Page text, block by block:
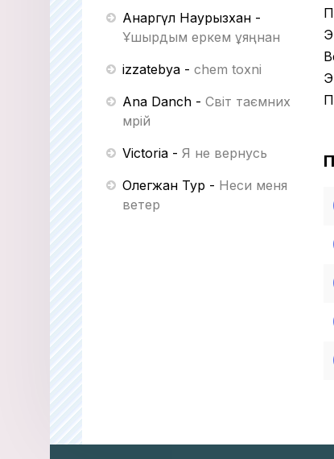
Анаргүл Наурызхан -
Ұшырдым еркем ұяңнан
izzatebya - chem toxni
Ana Danch - Світ таємних
мрій
Victoria - Я не вернусь
Олегжан Тур - Неси меня
ветер